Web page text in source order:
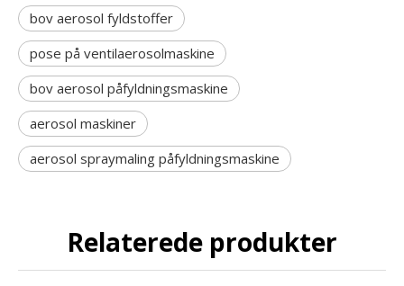
bov aerosol fyldstoffer
pose på ventilaerosolmaskine
bov aerosol påfyldningsmaskine
aerosol maskiner
aerosol spraymaling påfyldningsmaskine
Relaterede produkter